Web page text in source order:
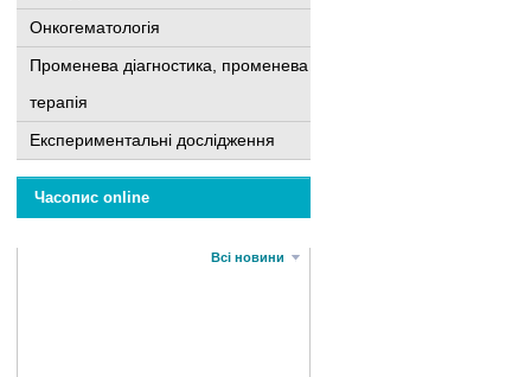
Онкогематологія
Променева діагностика, променева
терапія
Експериментальні дослідження
Часопис online
Всі новини